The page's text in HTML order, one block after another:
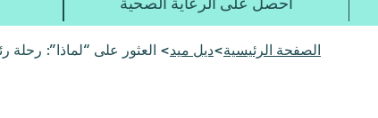
الصفحة الرئيسية>ديل ميد> العثور على “لماذا”: رحلة